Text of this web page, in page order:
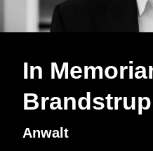
In
Brandstrup
Anwalt